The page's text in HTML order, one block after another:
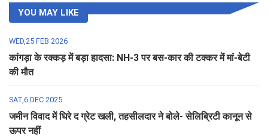
YOU MAY LIKE
WED,25 FEB 2026
कांगड़ा के रक्कड़ में बड़ा हादसा: NH-3 पर बस-कार की टक्कर में मां-बेटी
की मौत
SAT,6 DEC 2025
जमीन विवाद में घिरे द ग्रेट खली, तहसीलदार ने बोले- सेलिब्रिटी कानून से
ऊपर नहीं